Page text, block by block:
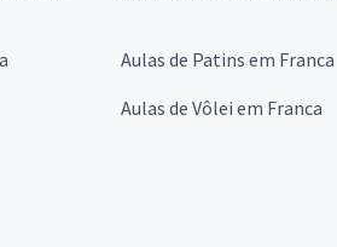
Aulas de Patins em Franca
Aulas de Vôlei em Franca